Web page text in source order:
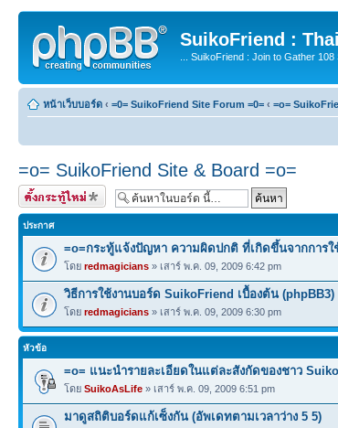
SuikoFriend :
... SuikoFriend : Join to Gather 108
หน้าเว็บบอร์ด ‹ =0= SuikoFriend Site Forum =0= ‹ =o=
=o= SuikoFriend Site & Board =o=
ตั้งกระทู้ใหม่
ประกาศ
=o=กระทู้แจ้งปัญหา ความผิดปกติ ที่เกิดขึ้นจากการใ
โดย redmagicians » เสาร์ พ.ค. 09, 2009 6:42 pm
วิธีการใช้งานบอร์ด SuikoFriend เบื้องต้น (phpBB3)
โดย redmagicians » เสาร์ พ.ค. 09, 2009 6:30 pm
หัวข้อ
=o= แนะนำรายละเอียดในแต่ละสังกัดของชาว
โดย SuikoAsLife » เสาร์ พ.ค. 09, 2009 6:51 pm
มาดูสถิติบอร์ดแก้เซ็งกัน (อัพเดทตามเวลาว่าง 5 5)